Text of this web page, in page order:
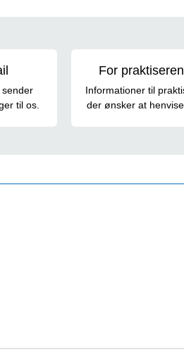
sender
til os.
For
Informationer til
der ønsker at